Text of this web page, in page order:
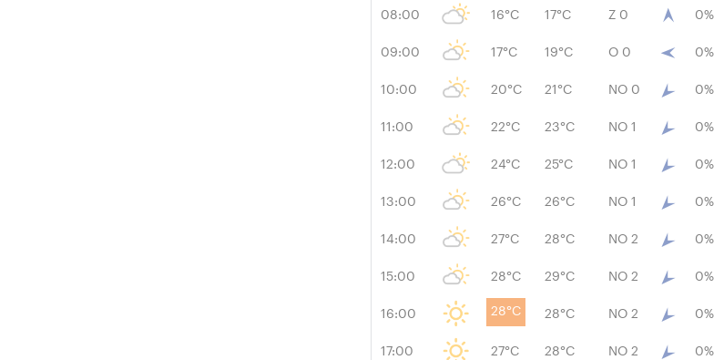
08:00 16°C 17°C Z 0 0%
09:00 17°C 19°C O 0 0%
10:00 20°C 21°C NO 0 0%
11:00 22°C 23°C NO 1 0%
12:00 24°C 25°C NO 1 0%
13:00 26°C 26°C NO 1 0%
14:00 27°C 28°C NO 2 0%
15:00 28°C 29°C NO 2 0%
16:00 28°C 28°C NO 2 0%
17:00 27°C 28°C NO 2 0%